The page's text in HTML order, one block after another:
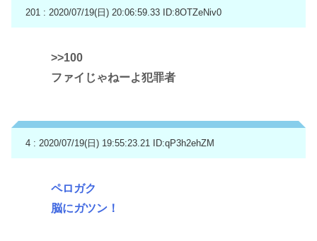
201 : 2020/07/19(日) 20:06:59.33 ID:8OTZeNiv0
>>100
ファイじゃねーよ犯罪者
4 : 2020/07/19(日) 19:55:23.21 ID:qP3h2ehZM
ペロガク
脳にガツン！